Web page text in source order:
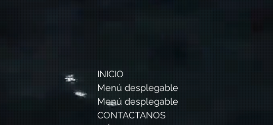
INICIO
Menú desplegable
Menú desplegable
CONTACTANOS